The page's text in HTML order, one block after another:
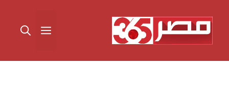
المحتوى القائمة